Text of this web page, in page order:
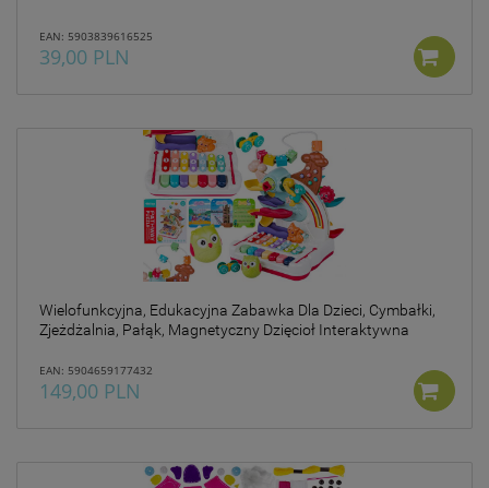
EAN: 5903839616525
39,00 PLN
Wielofunkcyjna, Edukacyjna Zabawka Dla Dzieci, Cymbałki,
Zjeżdżalnia, Pałąk, Magnetyczny Dzięcioł Interaktywna
EAN: 5904659177432
149,00 PLN